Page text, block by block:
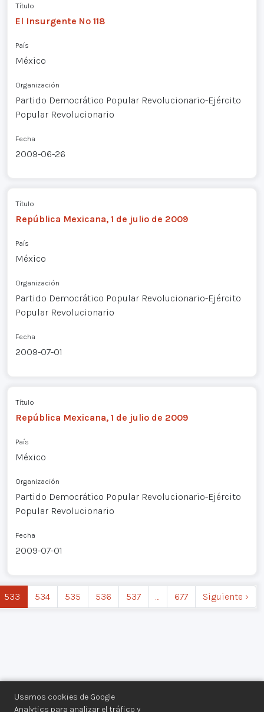
Usamos cookies de Google
Analytics para analizar el tráfico y
Título
El Insurgente Nº 118
País
México
Organización
Partido Democrático Popular Revolucionario-Ejército
Popular Revolucionario
Fecha
2009-06-26
Título
República Mexicana, 1 de julio de 2009
País
México
Organización
Partido Democrático Popular Revolucionario-Ejército
Popular Revolucionario
Fecha
2009-07-01
Título
República Mexicana, 1 de julio de 2009
País
México
Organización
Partido Democrático Popular Revolucionario-Ejército
Popular Revolucionario
Fecha
2009-07-01
533 534 535 536 537 677 Siguiente ›